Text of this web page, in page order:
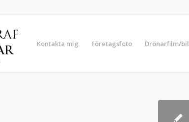
Kontakta mig Företagsfoto Drönarfilm/